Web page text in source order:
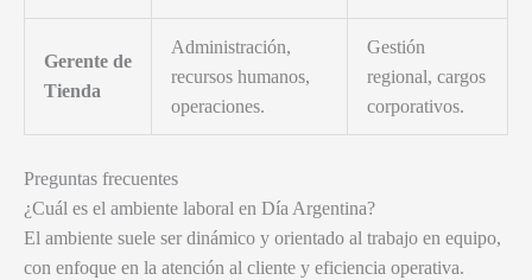
Gerente de
Tienda
Administración,
recursos humanos,
operaciones.
Gestión
regional, cargos
corporativos.
Preguntas frecuentes
¿Cuál es el ambiente laboral en Día Argentina?
El ambiente suele ser dinámico y orientado al trabajo en equipo,
con enfoque en la atención al cliente y eficiencia operativa.